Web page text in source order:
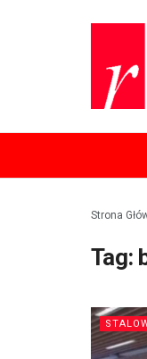
Strona
Tag: